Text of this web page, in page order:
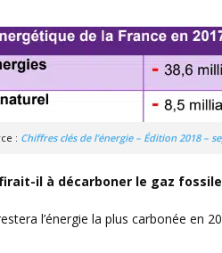
: Chiffres clés de l’énergie – Édition 2018 –
il à décarboner le gaz
l’énergie la plus carbonée en